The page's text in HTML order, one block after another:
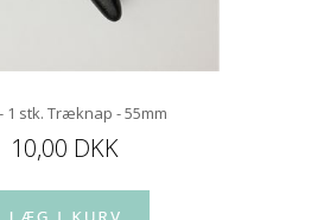
1 stk. Træknap - 55mm
10,00 DKK